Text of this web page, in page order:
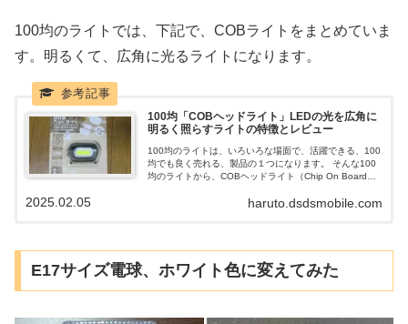
100均のライトでは、下記で、COBライトをまとめていま
す。明るくて、広角に光るライトになります。
100均「COBヘッドライト」LEDの光を広角に
明るく照らすライトの特徴とレビュー
100均のライトは、いろいろな場面で、活躍できる、100
均でも良く売れる、製品の１つになります。 そんな100
均のライトから、COBヘッドライト（Chip On Board）
で、夜の散歩で大活躍しているライトで、毎日首から下
haruto.dsdsmobile.com
2025.02.05
E17サイズ電球、ホワイト色に変えてみた